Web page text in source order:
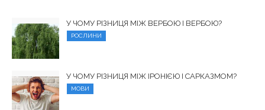
У ЧОМУ РІЗНИЦЯ МІЖ ВЕРБОЮ І ВЕРБОЮ?
РОСЛИНИ
У ЧОМУ РІЗНИЦЯ МІЖ ІРОНІЄЮ І САРКАЗМОМ?
МОВИ